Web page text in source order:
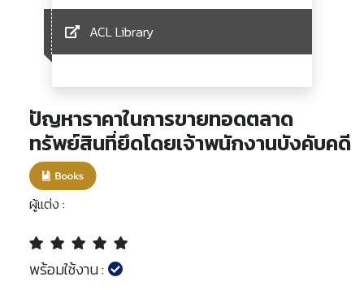
ACL Library
ปัญหาราคาในการขายทอดตลาด
ทรัพย์สินที่ยึดโดยเจ้าพนักงานบังคับคดี
ผู้แต่ง :
พร้อมใช้งาน :